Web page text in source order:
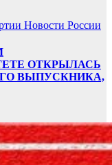
Новости России
ОТКРЫЛАСЬ
ВЫПУСКНИКА,